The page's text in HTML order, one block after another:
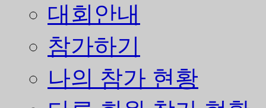
대회안내
참가하기
나의 참가 현황